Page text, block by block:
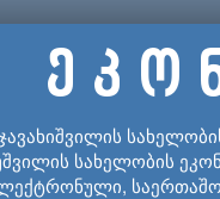
ე კ ო
სახელობის